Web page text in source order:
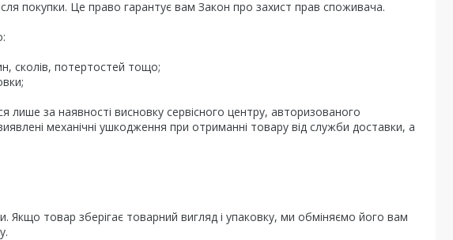
покупки. Це право гарантує вам Закон про захист прав споживача.
сколів, потертостей тощо;
за наявності висновку сервісного центру, авторизованого
механічні ушкодження при отриманні товару від служби доставки, а
товар зберігає товарний вигляд і упаковку, ми обміняємо його вам